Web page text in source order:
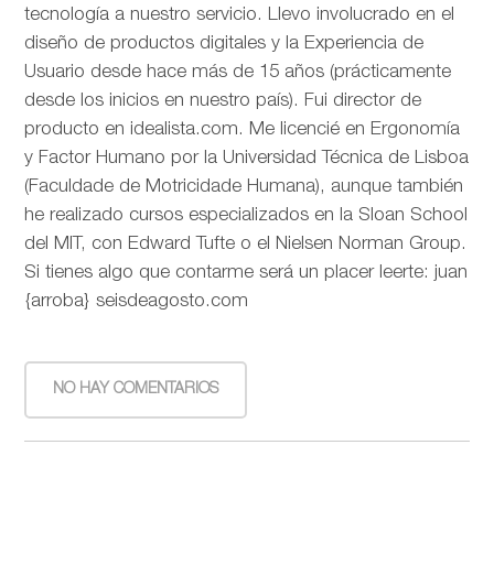
tecnología a nuestro servicio. Llevo involucrado en el
diseño de productos digitales y la Experiencia de
Usuario desde hace más de 15 años (prácticamente
desde los inicios en nuestro país). Fui director de
producto en idealista.com. Me licencié en Ergonomía
y Factor Humano por la Universidad Técnica de Lisboa
(Faculdade de Motricidade Humana), aunque también
he realizado cursos especializados en la Sloan School
del MIT, con Edward Tufte o el Nielsen Norman Group.
Si tienes algo que contarme será un placer leerte: juan
{arroba} seisdeagosto.com
NO HAY COMENTARIOS